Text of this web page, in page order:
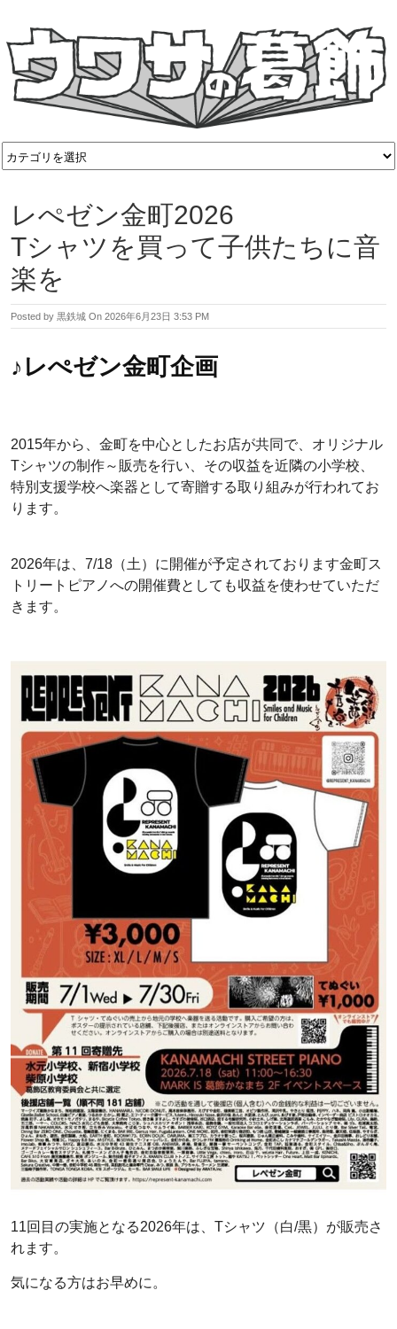
レぺゼン金町2026
Tシャツを買って子供たちに音
楽を
Posted by 黒鉄城 On 2026年6月23日 3:53 PM
♪レぺゼン金町企画
2015年から、金町を中心としたお店が共同で、オリジナル
Tシャツの制作～販売を行い、その収益を近隣の小学校、
特別支援学校へ楽器として寄贈する取り組みが行われてお
ります。
2026年は、7/18（土）に開催が予定されております金町ス
トリートピアノへの開催費としても収益を使わせていただ
きます。
11回目の実施となる2026年は、Tシャツ（白/黒）が販売さ
れます。
気になる方はお早めに。